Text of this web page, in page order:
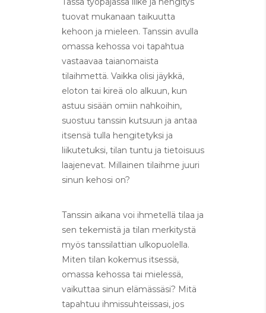
tuovat mukanaan taikuutta
kehoon ja mieleen. Tanssin avulla
omassa kehossa voi tapahtua
vastaavaa taianomaista
tilaihmettä. Vaikka olisi jäykkä,
eloton tai kireä olo alkuun, kun
astuu sisään omiin nahkoihin,
suostuu tanssin kutsuun ja antaa
itsensä tulla hengitetyksi ja
liikutetuksi, tilan tuntu ja tietoisuus
laajenevat. Millainen tilaihme juuri
sinun kehosi on?
Tanssin aikana voi ihmetellä tilaa ja
sen tekemistä ja tilan merkitystä
myös tanssilattian ulkopuolella.
Miten tilan kokemus itsessä,
omassa kehossa tai mielessä,
vaikuttaa sinun elämässäsi? Mitä
tapahtuu ihmissuhteissasi, jos